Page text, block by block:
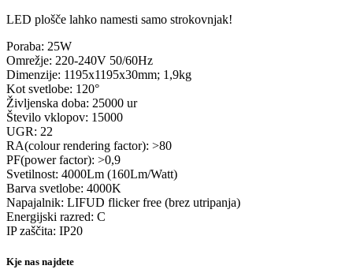
LED plošče lahko namesti samo strokovnjak!
Poraba: 25W
Omrežje: 220-240V 50/60Hz
Dimenzije: 1195x1195x30mm; 1,9kg
Kot svetlobe: 120°
Življenska doba: 25000 ur
Število vklopov: 15000
UGR: 22
RA(colour rendering factor): >80
PF(power factor): >0,9
Svetilnost: 4000Lm (160Lm/Watt)
Barva svetlobe: 4000K
Napajalnik: LIFUD flicker free (brez utripanja)
Energijski razred: C
IP zaščita: IP20
Kje nas najdete